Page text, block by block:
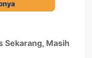
Sekarang, Masih